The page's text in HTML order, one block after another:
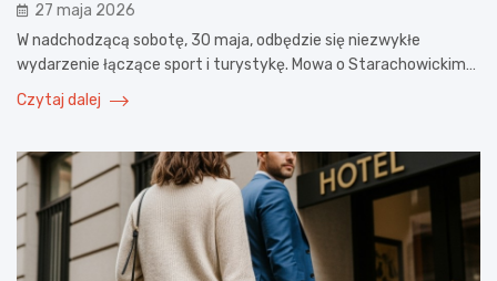
27 maja 2026
W nadchodzącą sobotę, 30 maja, odbędzie się niezwykłe
wydarzenie łączące sport i turystykę. Mowa o Starachowickim…
Czytaj dalej